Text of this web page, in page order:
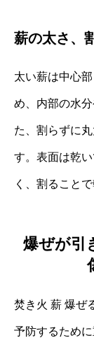
薪の太さ、
太い薪は中心
め、内部の水
た、割らずに
す。表面は乾
く、割ること
爆ぜが引
焚き火 薪 爆ぜ
予防するため